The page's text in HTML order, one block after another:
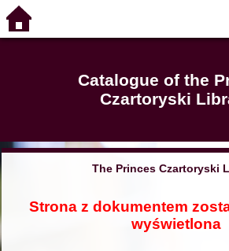
Catalogue of the
Czartoryski
The Princes Czartoryski
Strona z dokumentem
wyświetlona